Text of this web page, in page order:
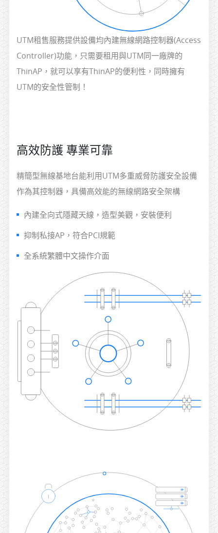
UTM租售服務提供設備均內建無線網路控制器(Access
Controller)功能，只需要租用與UTM同一廠牌的
ThinAP，就可以享有ThinAP的便利性，同時擁有
UTM的安全性管制！
高效防護 專業可靠
精簡型無線基地台能利用UTM多重威脅防護安全設備
作為其控制器，具備高效能的無線網路安全架構
內建全向式隱藏天線，造型美觀，安裝便利
抑制私接AP，符合PCI規範
全系統繁體中文操作介面